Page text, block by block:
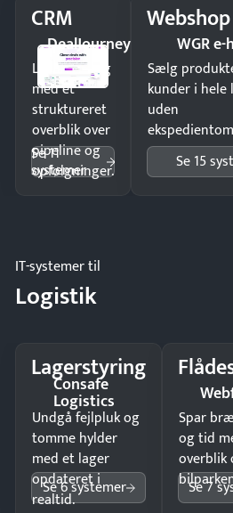
CRM
DealJourney
Luk flere salg
med et
struktureret
overblik over
pipeline og
opfølgninger.
Se 11
systemer
Webshop
WGR
Sælg
kunder i hele
uden
Se 15
IT-systemer til
Logistik
Lagerstyring
Consafe
Logistics
Undgå fejlpluk og
tomme hylder
med et lager
opdateret i
realtid.
Se 6 systemer
Spar
og tid
overblik
Se 7